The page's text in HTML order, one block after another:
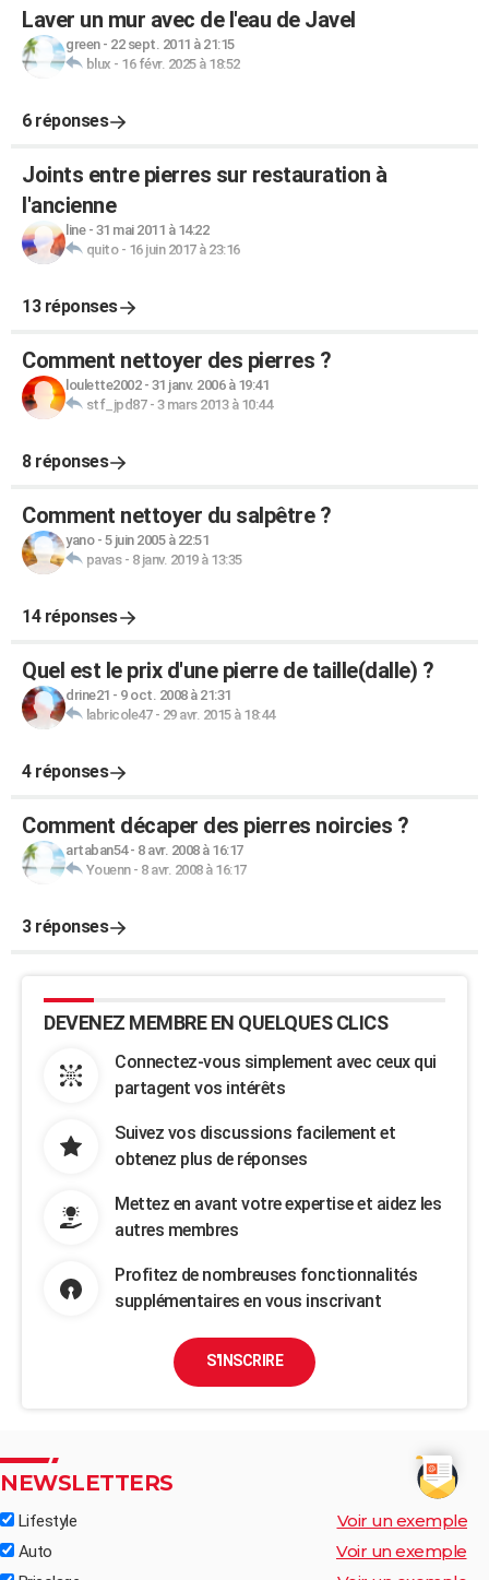
Laver un mur avec de l'eau de Javel
green- 22 sept. 2011 à 21:15
blux - 16 févr. 2025 à 18:52
6 réponses
Joints entre pierres sur restauration à
l'ancienne
line- 31 mai 2011 à 14:22
quito- 16 juin 2017 à 23:16
13 réponses
Comment nettoyer des pierres ?
loulette2002- 31 janv. 2006 à 19:41
stf_jpd87- 3 mars 2013 à 10:44
8 réponses
Comment nettoyer du salpêtre ?
yano- 5 juin 2005 à 22:51
pavas- 8 janv. 2019 à 13:35
14 réponses
Quel est le prix d'une pierre de taille(dalle) ?
drine21 - 9 oct. 2008 à 21:31
labricole47- 29 avr. 2015 à 18:44
4 réponses
Comment décaper des pierres noircies ?
artaban54- 8 avr. 2008 à 16:17
Youenn- 8 avr. 2008 à 16:17
3 réponses
DEVENEZ MEMBRE EN QUELQUES CLICS
Connectez-vous simplement avec ceux qui
partagent vos intérêts
Suivez vos discussions facilement et
obtenez plus de réponses
Mettez en avant votre expertise et aidez les
autres membres
Profitez de nombreuses fonctionnalités
supplémentaires en vous inscrivant
S'INSCRIRE
NEWSLETTERS
Lifestyle Voir un exemple
Auto Voir un exemple